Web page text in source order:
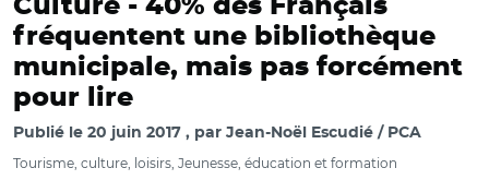
Culture - 40% des Français
fréquentent une bibliothèque
municipale, mais pas forcément
pour lire
Publié le 20 juin 2017 par Jean-Noël Escudié / PCA
Tourisme, culture, loisirs, Jeunesse, éducation et formation